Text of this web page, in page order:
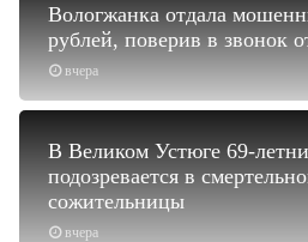
вчера
Вологжанка отдала
рублей, поверив в звонок
вчера
В Великом Устюге 69-
подозревается в
сожительницы